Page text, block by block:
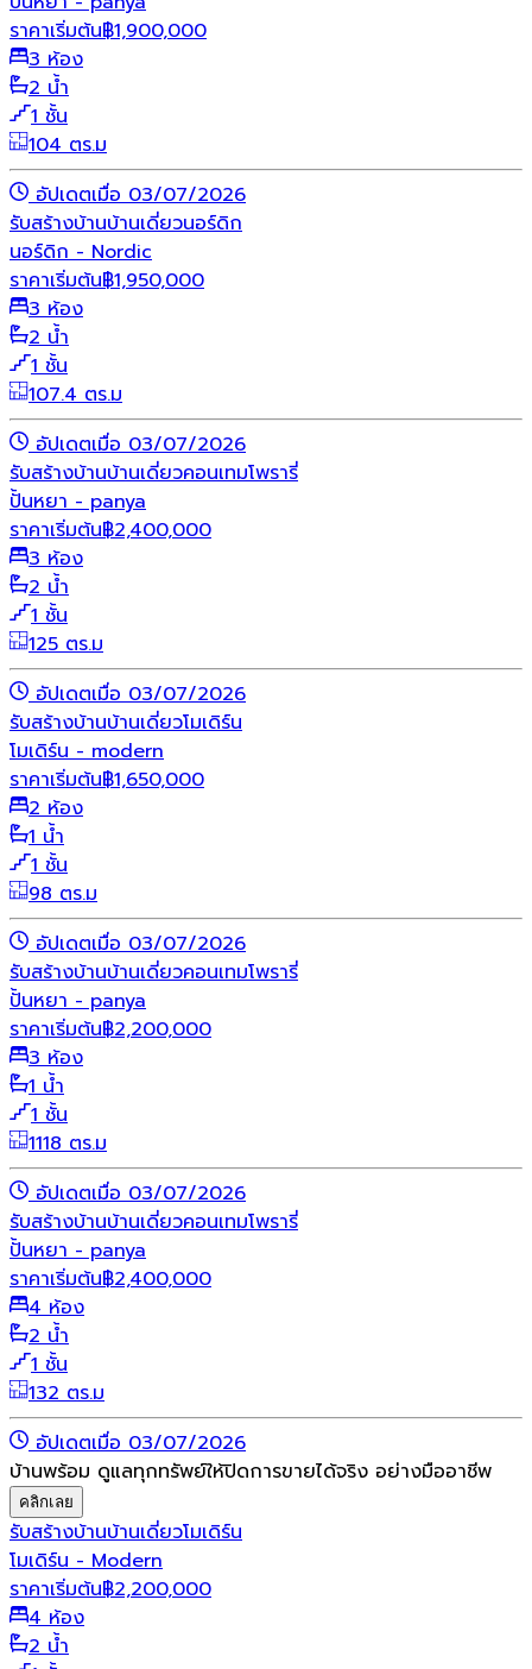
ราคาเริ่มต้น฿1,900,000
3 ห้อง
2 น้ำ
1 ชั้น
104 ตร.ม
อัปเดตเมื่อ 03/07/2026
รับสร้างบ้านบ้านเดี่ยวนอร์ดิก
นอร์ดิก - Nordic
ราคาเริ่มต้น฿1,950,000
3 ห้อง
2 น้ำ
1 ชั้น
107.4 ตร.ม
อัปเดตเมื่อ 03/07/2026
รับสร้างบ้านบ้านเดี่ยวคอนเทมโพรารี่
ปั้นหยา - panya
ราคาเริ่มต้น฿2,400,000
3 ห้อง
2 น้ำ
1 ชั้น
125 ตร.ม
อัปเดตเมื่อ 03/07/2026
รับสร้างบ้านบ้านเดี่ยวโมเดิร์น
โมเดิร์น - modern
ราคาเริ่มต้น฿1,650,000
2 ห้อง
1 น้ำ
1 ชั้น
98 ตร.ม
อัปเดตเมื่อ 03/07/2026
รับสร้างบ้านบ้านเดี่ยวคอนเทมโพรารี่
ปั้นหยา - panya
ราคาเริ่มต้น฿2,200,000
3 ห้อง
1 น้ำ
1 ชั้น
1118 ตร.ม
อัปเดตเมื่อ 03/07/2026
รับสร้างบ้านบ้านเดี่ยวคอนเทมโพรารี่
ปั้นหยา - panya
ราคาเริ่มต้น฿2,400,000
4 ห้อง
2 น้ำ
1 ชั้น
132 ตร.ม
อัปเดตเมื่อ 03/07/2026
บ้านพร้อม ดูแลทุกทรัพย์ให้ปิดการขายได้จริง อย่างมืออาชีพ
คลิกเลย
รับสร้างบ้านบ้านเดี่ยวโมเดิร์น
โมเดิร์น - Modern
ราคาเริ่มต้น฿2,200,000
4 ห้อง
2 น้ำ